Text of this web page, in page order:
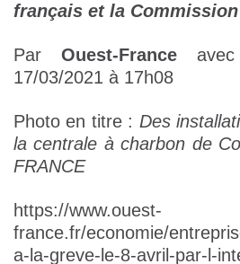
français et la
Par Ouest-Franceavec
17/03/2021 à 17h08
Photo en titre : Des
la centrale à charbon de
FRANCE
https://www.ouest-
france.fr/economie/
a-la-greve-le-8-avril-par-l-